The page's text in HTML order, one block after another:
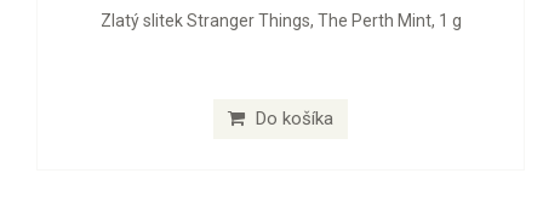
Zlatý slitek Stranger Things, The Perth Mint, 1 g
Do košíka